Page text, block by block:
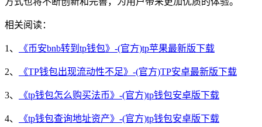
相关阅读：
1、 《币安bnb转到tp钱包》-(官方)tp苹果最新版下载
2、 《TP钱包出现流动性不足》-(官方)TP安卓最新版下载
3、 《tp钱包怎么购买法币》-(官方)tp钱包安卓版下载
4、 《tp钱包查询地址资产》-(官方)tp钱包安卓版下载